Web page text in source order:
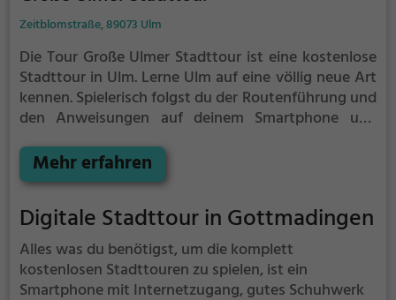
Zeitblomstraße, 89073 Ulm
Die Tour Große Ulmer Stadttour ist eine kostenlose
Stadttour in Ulm. Lerne Ulm auf eine völlig neue Art
kennen.Spielerisch folgst du der Routenführung und
den Anweisungen auf deinem Smartphone und
Mehr erfahren
Digitale Stadttour in Gottmadingen
Alles was du benötigst, um die komplett
kostenlosen Stadttouren zu spielen, ist ein
Smartphone mit Internetzugang, gutes Schuhwerk